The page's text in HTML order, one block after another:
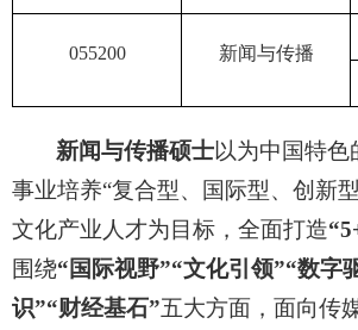
055200 新闻与传播
新闻与传播硕士以为中国特
事业培养“复合型、国际型、创新型
文化产业人才为目标，全面打造“
围绕“国际视野”“文化引领”“数字
识”“财经基石”五大方面，面向传